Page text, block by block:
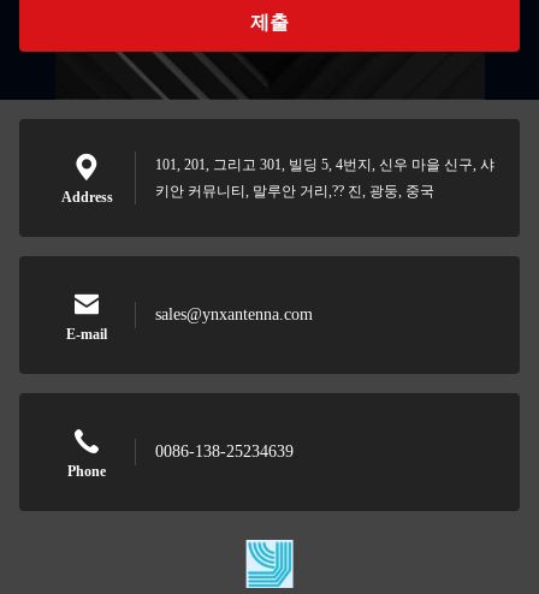
제출
Address
101, 201, 그리고 301, 빌딩 5, 4번지, 신우 마을 신구, 샤
키안 커뮤니티, 말루안 거리,?? 진, 광둥, 중국
E-mail
sales@ynxantenna.com
Phone
0086-138-25234639